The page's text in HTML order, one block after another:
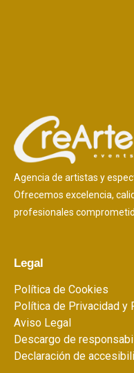
Agencia de artistas y
Ofrecemos excelencia,
profesionales
Legal
Política de Cookies
Política de Privacidad y
Aviso Legal
Descargo de
Declaración de